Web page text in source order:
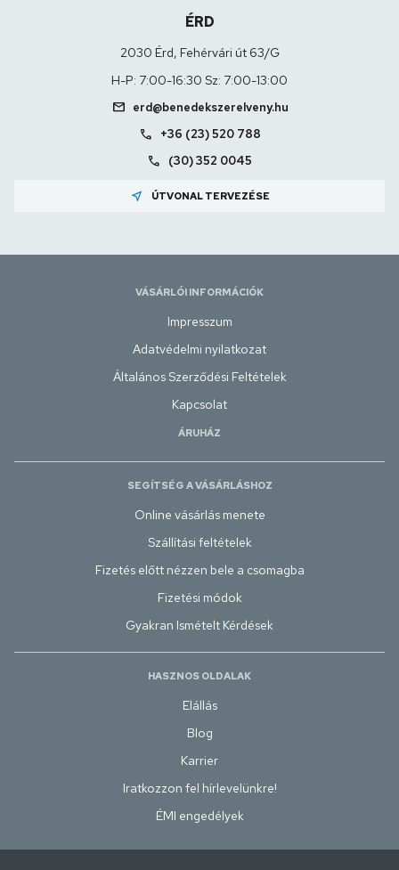
ÉRD
2030 Érd, Fehérvári út 63/G
H-P: 7:00-16:30 Sz: 7:00-13:00
mail erd@benedekszerelveny.hu
call +36 (23) 520 788
call (30) 352 0045
near_me ÚTVONAL TERVEZÉSE
VÁSÁRLÓI INFORMÁCIÓK
Impresszum
Adatvédelmi nyilatkozat
Általános Szerződési Feltételek
Kapcsolat
ÁRUHÁZ
SEGÍTSÉG A VÁSÁRLÁSHOZ
Online vásárlás menete
Szállítási feltételek
Fizetés előtt nézzen bele a csomagba
Fizetési módok
Gyakran Ismételt Kérdések
HASZNOS OLDALAK
Elállás
Blog
Karrier
Iratkozzon fel hírlevelünkre!
ÉMI engedélyek